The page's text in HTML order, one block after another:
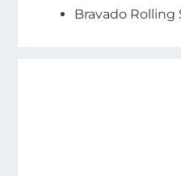
Bravado Rolling